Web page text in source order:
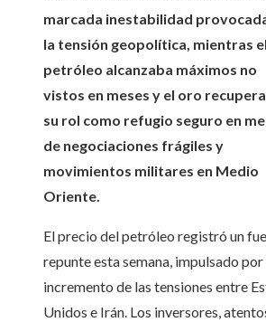
marcada inestabilidad
la tensión geopolítica, mientras el
petróleo alcanzaba máximos no
vistos en meses y el oro
su rol como refugio seguro en
de negociaciones frágiles y
movimientos militares en Medio
Oriente.
El precio del petróleo registró un
repunte esta semana, impulsado por
incremento de las tensiones entre
Unidos e Irán. Los inversores,